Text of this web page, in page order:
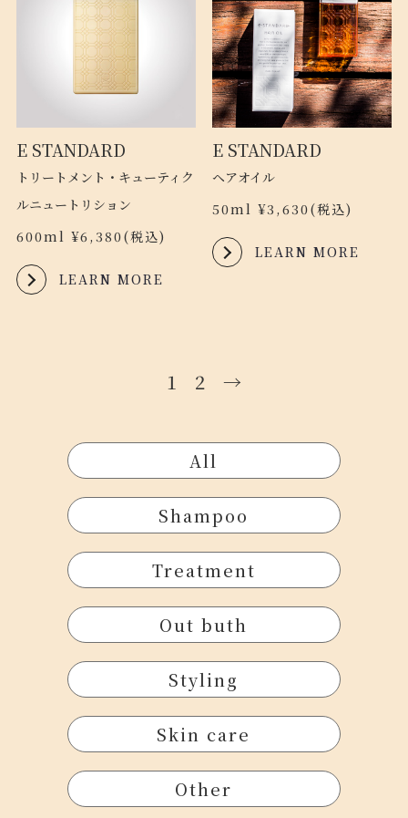
E STANDARD
トリートメント・キューティク
ルニュートリション
600ml ¥6,380(税込)
LEARN MORE
E STANDARD
ヘアオイル
50ml ¥3,630(税込)
LEARN MORE
1 2 →
All
Shampoo
Treatment
Out buth
Styling
Skin care
Other